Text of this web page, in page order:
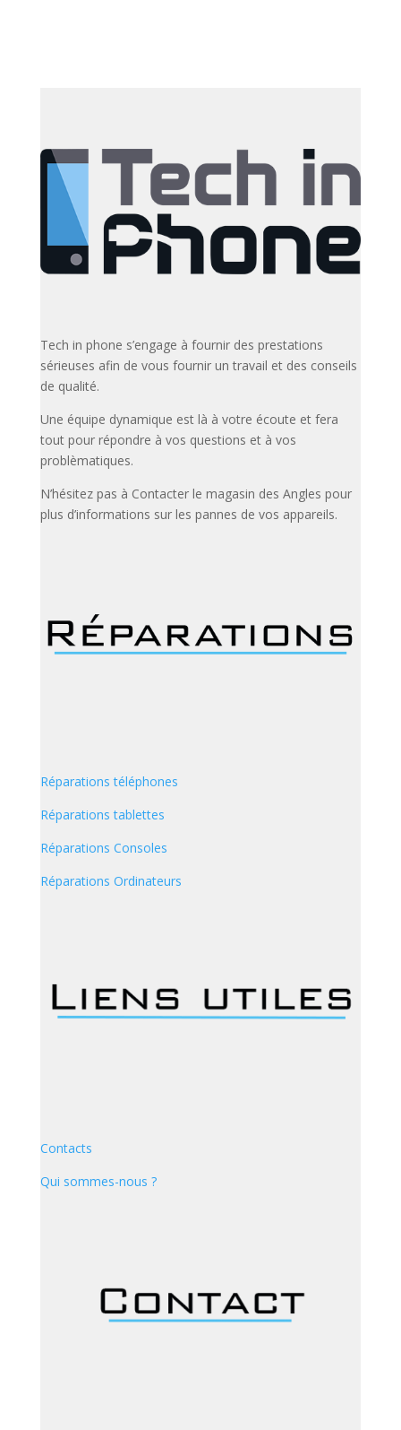
Tech in phone s’engage à fournir des prestations
sérieuses afin de vous fournir un travail et des conseils
de qualité.
Une équipe dynamique est là à votre écoute et fera
tout pour répondre à vos questions et à vos
problèmatiques.
N’hésitez pas à Contacter le magasin des Angles pour
plus d’informations sur les pannes de vos appareils.
Réparations téléphones
Réparations tablettes
Réparations Consoles
Réparations Ordinateurs
Contacts
Qui sommes-nous ?